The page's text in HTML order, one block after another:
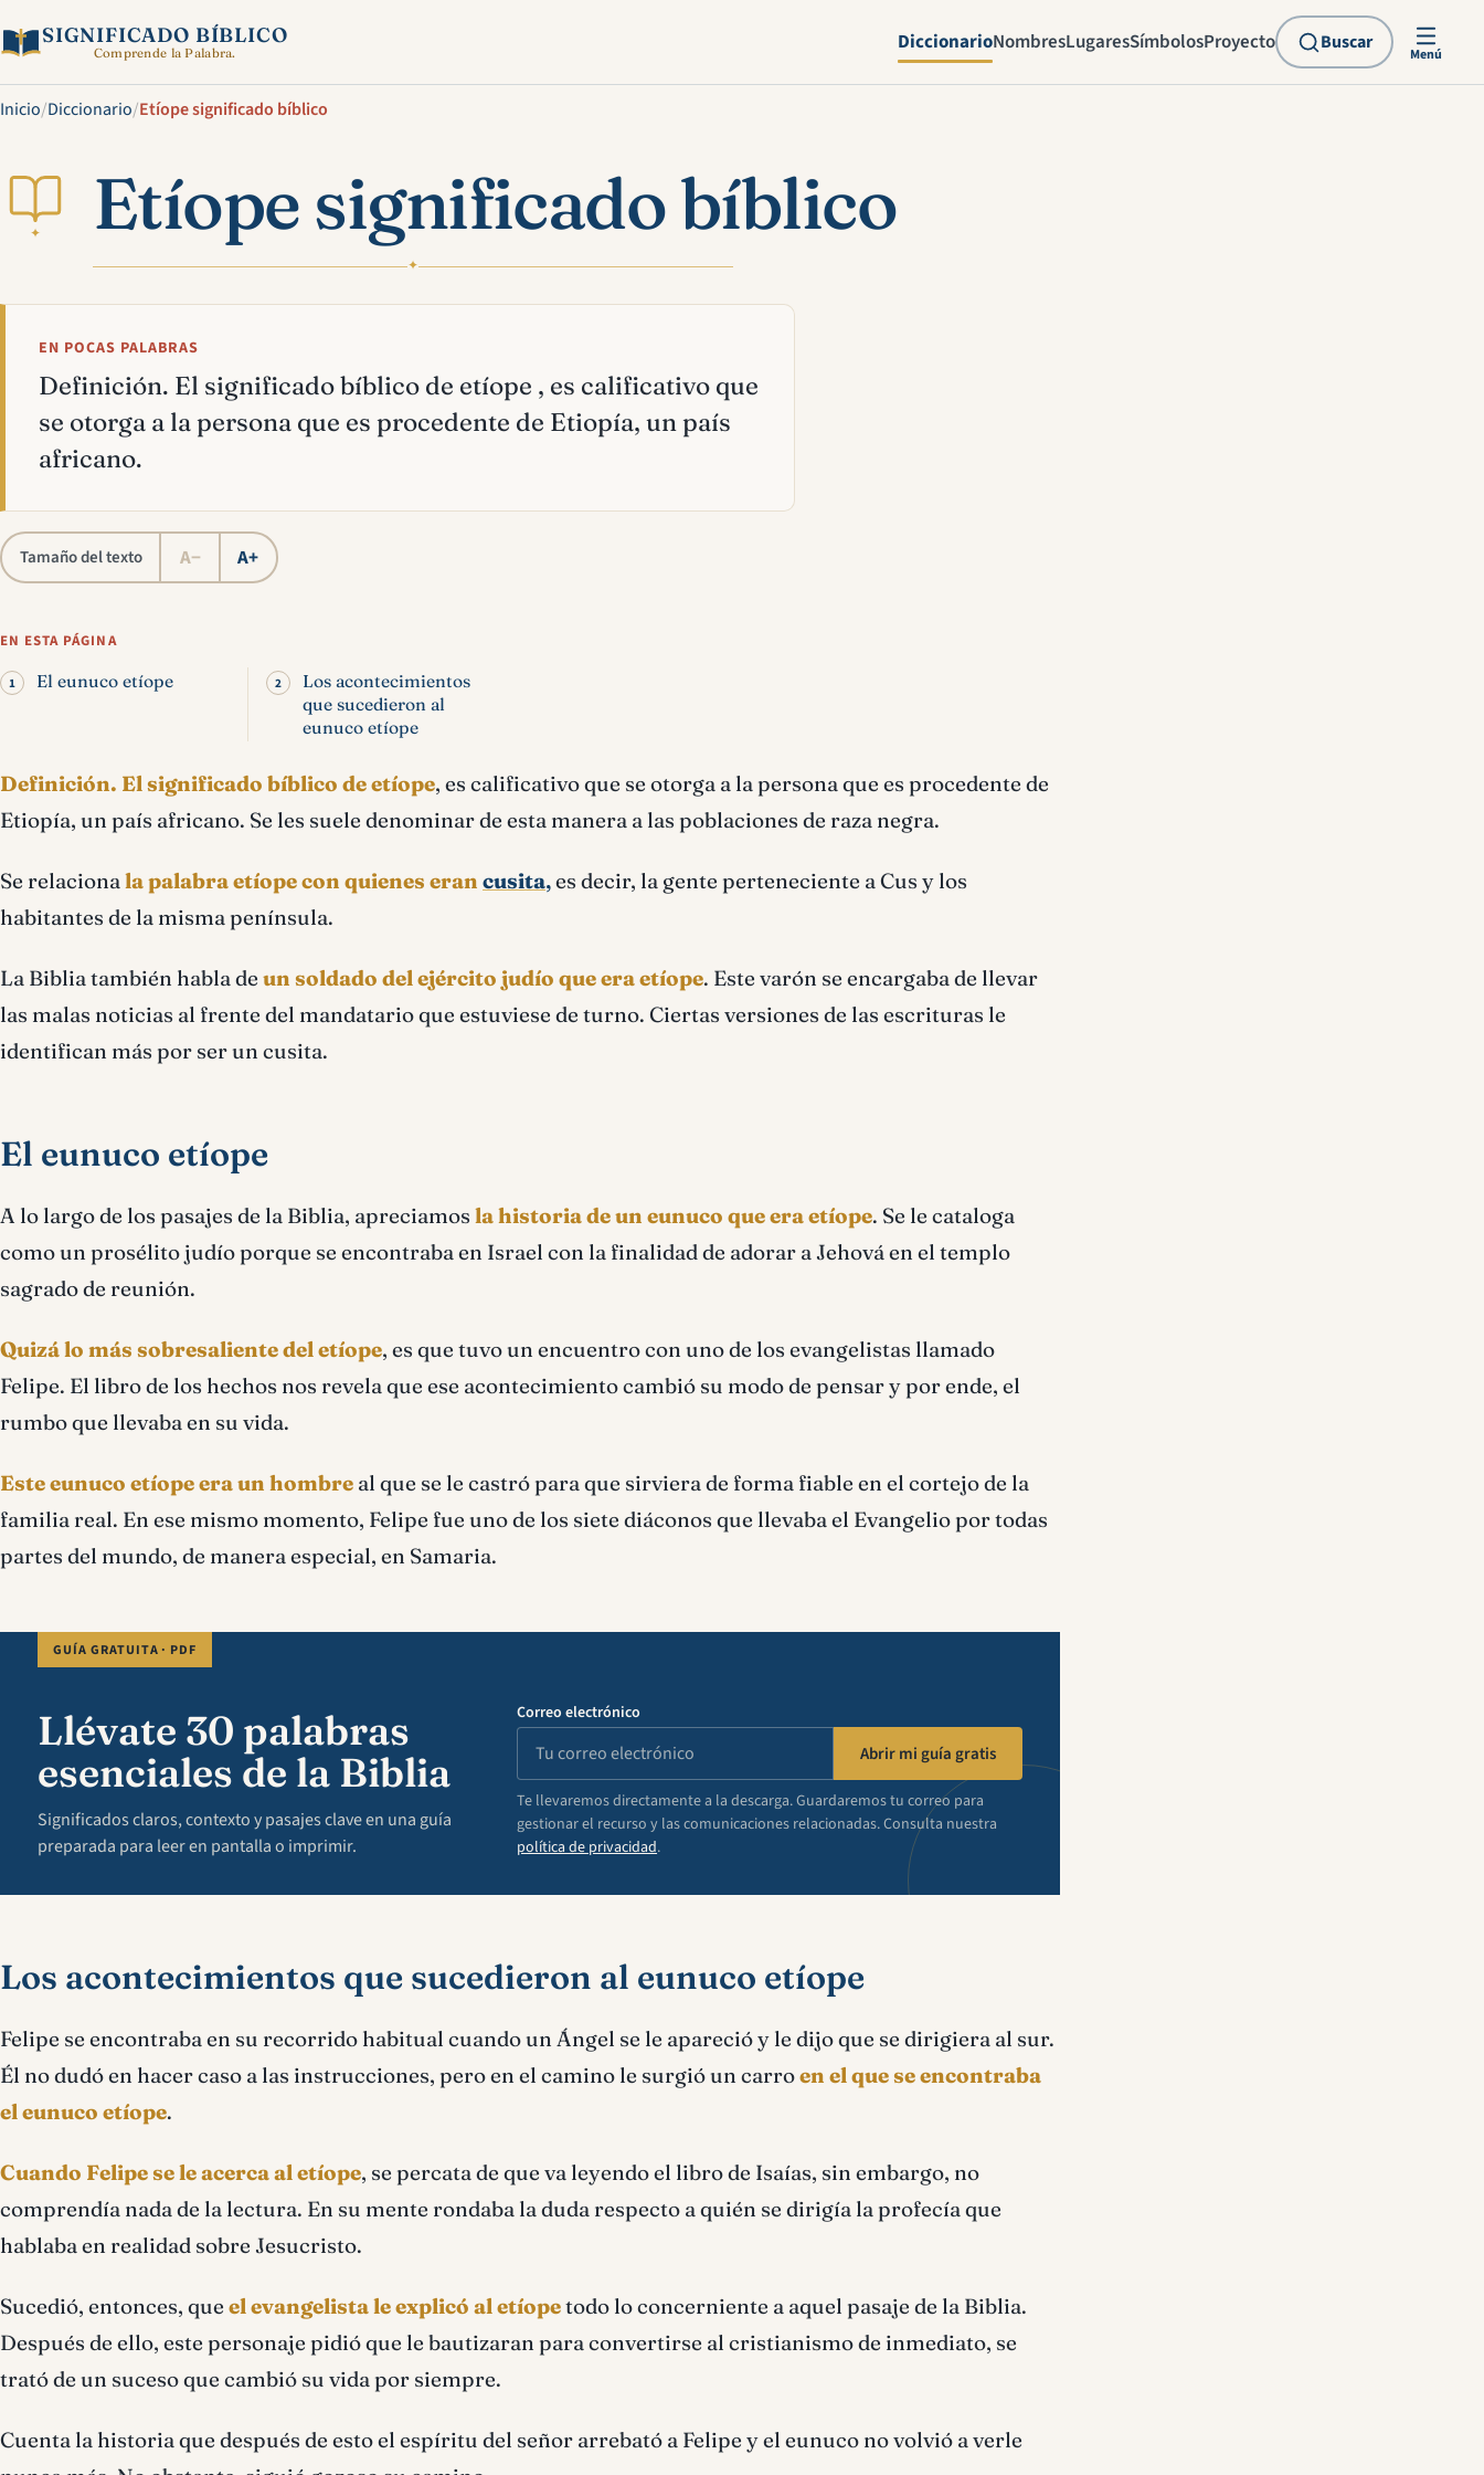
SIGNIFICADO BÍBLICO
Comprende la Palabra. DiccionarioNombresLugaresSímbolosProyecto Buscar
Menú
Inicio/Diccionario/Etíope significado bíblico
✦ Etíope significado bíblico
✦
EN POCAS PALABRAS
Definición. El significado bíblico de etíope , es calificativo que
se otorga a la persona que es procedente de Etiopía, un país
africano.
Tamaño del texto A− A+
EN ESTA PÁGINA
El eunuco etíope
Los acontecimientos
que sucedieron al
eunuco etíope
Definición. El significado bíblico de etíope, es calificativo que se otorga a la persona que es procedente de
Etiopía, un país africano. Se les suele denominar de esta manera a las poblaciones de raza negra.
Se relacionala palabra etíope con quienes eran cusita,es decir, la gente perteneciente a Cus y los
habitantes de la misma península.
La Biblia también habla de un soldado del ejército judío que era etíope. Este varón se encargaba de llevar
las malas noticias al frente del mandatario que estuviese de turno. Ciertas versiones de las escrituras le
identifican más por ser un cusita.
El eunuco etíope
A lo largo de los pasajes de la Biblia, apreciamos la historia de un eunuco que era etíope. Se le cataloga
como un prosélito judío porque se encontraba en Israel con la finalidad de adorar a Jehová en el templo
sagrado de reunión.
Quizá lo más sobresaliente del etíope, es que tuvo un encuentro con uno de los evangelistas llamado
Felipe. El libro de los hechos nos revela que ese acontecimiento cambió su modo de pensar y por ende, el
rumbo que llevaba en su vida.
Este eunuco etíope era un hombre al que se le castró para que sirviera de forma fiable en el cortejo de la
familia real. En ese mismo momento, Felipe fue uno de los siete diáconos que llevaba el Evangelio por todas
partes del mundo, de manera especial, en Samaria.
GUÍA GRATUITA · PDF
Llévate 30 palabras
esenciales de la Biblia
Significados claros, contexto y pasajes clave en una guía
preparada para leer en pantalla o imprimir.
Correo electrónico
Abrir mi guía gratis
Te llevaremos directamente a la descarga. Guardaremos tu correo para
gestionar el recurso y las comunicaciones relacionadas. Consulta nuestra
política de privacidad.
Los acontecimientos que sucedieron al eunuco etíope
Felipe se encontraba en su recorrido habitual cuando un Ángel se le apareció y le dijo que se dirigiera al sur.
Él no dudó en hacer caso a las instrucciones, pero en el camino le surgió un carroen el que se encontraba
el eunuco etíope.
Cuando Felipe se le acerca al etíope, se percata de que va leyendo el libro de Isaías, sin embargo, no
comprendía nada de la lectura. En su mente rondaba la duda respecto a quién se dirigía la profecía que
hablaba en realidad sobre Jesucristo.
Sucedió, entonces, que el evangelista le explicó al etíopetodo lo concerniente a aquel pasaje de la Biblia.
Después de ello, este personaje pidió que le bautizaran para convertirse al cristianismo de inmediato, se
trató de un suceso que cambió su vida por siempre.
Cuenta la historia que después de esto el espíritu del señor arrebató a Felipe y el eunuco no volvió a verle